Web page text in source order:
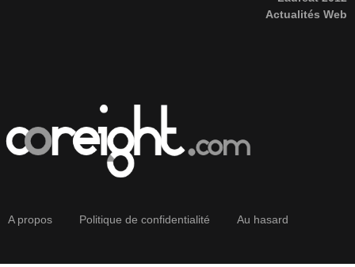
Actualités Web
A propos Politique de confidentialité Au hasard